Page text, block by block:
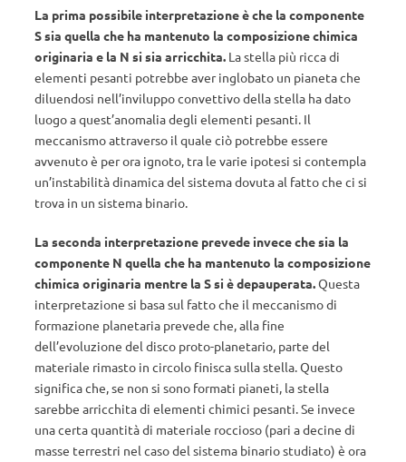
La prima possibile interpretazione è che la componente
S sia quella che ha mantenuto la composizione chimica
originaria e la N si sia arricchita. La stella più ricca di
elementi pesanti potrebbe aver inglobato un pianeta che
diluendosi nell’inviluppo convettivo della stella ha dato
luogo a quest’anomalia degli elementi pesanti. Il
meccanismo attraverso il quale ciò potrebbe essere
avvenuto è per ora ignoto, tra le varie ipotesi si contempla
un’instabilità dinamica del sistema dovuta al fatto che ci si
trova in un sistema binario.
La seconda interpretazione prevede invece che sia la
componente N quella che ha mantenuto la composizione
chimica originaria mentre la S si è depauperata.Questa
interpretazione si basa sul fatto che il meccanismo di
formazione planetaria prevede che, alla fine
dell’evoluzione del disco proto-planetario, parte del
materiale rimasto in circolo finisca sulla stella. Questo
significa che, se non si sono formati pianeti, la stella
sarebbe arricchita di elementi chimici pesanti. Se invece
una certa quantità di materiale roccioso (pari a decine di
masse terrestri nel caso del sistema binario studiato) è ora